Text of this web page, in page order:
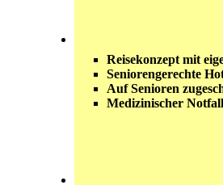
Reisekonzept mit
Seniorengerechte
Auf Senioren
Medizinischer